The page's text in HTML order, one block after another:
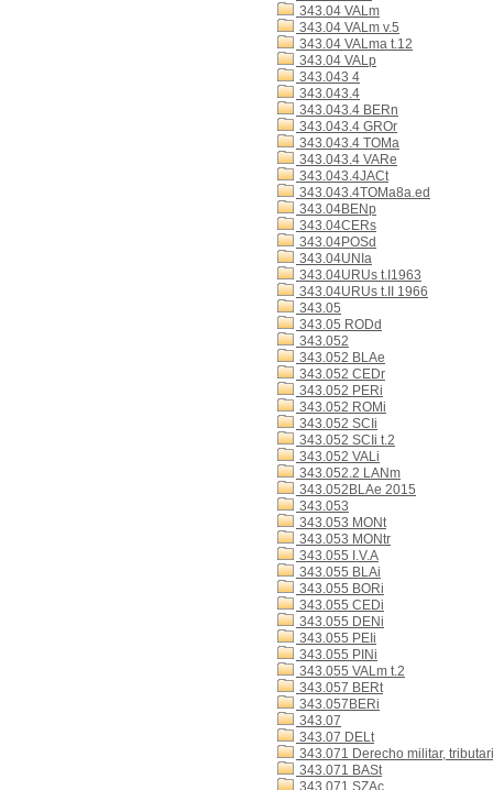
343.04 VALm
343.04 VALm v.5
343.04 VALma t.12
343.04 VALp
343.043 4
343.043.4
343.043.4 BERn
343.043.4 GROr
343.043.4 TOMa
343.043.4 VARe
343.043.4JACt
343.043.4TOMa8a.ed
343.04BENp
343.04CERs
343.04POSd
343.04UNIa
343.04URUs t.I1963
343.04URUs t.II 1966
343.05
343.05 RODd
343.052
343.052 BLAe
343.052 CEDr
343.052 PERi
343.052 ROMi
343.052 SCIi
343.052 SCIi t.2
343.052 VALi
343.052.2 LANm
343.052BLAe 2015
343.053
343.053 MONt
343.053 MONtr
343.055 I.V.A
343.055 BLAi
343.055 BORi
343.055 CEDi
343.055 DENi
343.055 PEIi
343.055 PINi
343.055 VALm t.2
343.057 BERt
343.057BERi
343.07
343.07 DELt
343.071 Derecho militar,
343.071 BASt
343.071 SZAc